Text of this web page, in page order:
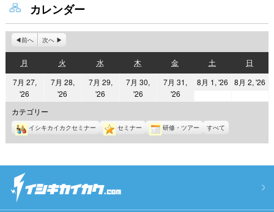
カレンダー
前へ 次へ
月
曜
日
火
曜
日
水水
曜
日
木
曜
日
金金
曜
日
土
曜
日
日
曜
日
7月 27,
'26
年
7
月
27
7月 28,
'26
7
月
28
7月 29,
'26
7
月
29
7月 30,
'262026
7
月
30
7月 31,
'262026
7
月
31
8月 1, '26
2026
月
日
8月 2, '26
日
カテゴリー
イシキカイカクセミナー セミナー 研修・ツアー すべて